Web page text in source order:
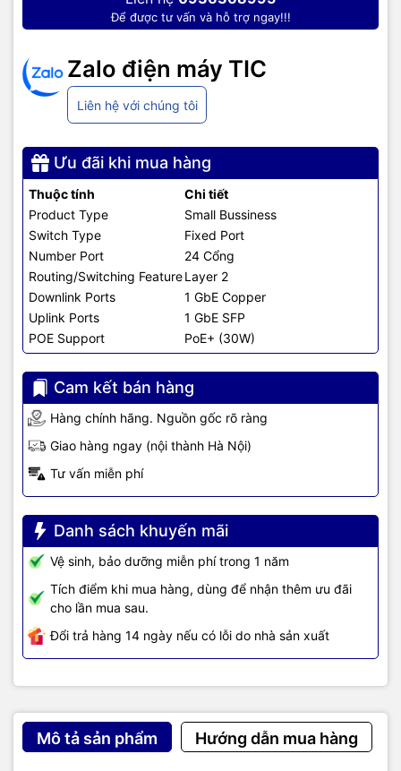
Để được tư vấn và hỗ trợ ngay!!!
Zalo điện máy TIC
Liên hệ với chúng tôi
Ưu đãi khi mua hàng
Thuộc tính
Chi tiết
Product Type
Small Bussiness
Switch Type
Fixed Port
Number Port
24 Cổng
Routing/Switching FeatureLayer 2
Downlink Ports
1 GbE Copper
Uplink Ports
1 GbE SFP
POE Support
PoE+ (30W)
Cam kết bán hàng
Hàng chính hãng. Nguồn gốc rõ ràng
Giao hàng ngay (nội thành Hà Nội)
Tư vấn miễn phí
Danh sách khuyến mãi
Vệ sinh, bảo dưỡng miễn phí trong 1 năm
Tích điểm khi mua hàng, dùng để nhận thêm ưu đãi
cho lần mua sau.
Đổi trả hàng 14 ngày nếu có lỗi do nhà sản xuất
Mô tả sản phẩm Hướng dẫn mua hàng
Hỗ trợ các tính năng
bảo mật
SSL, SSH, IEEE 802.1X, STP loops,
RADIUS, DoS prevention, . .
Flash 256 MB
CPU Memory 512 MB
Kích thước 445 x 299 x 44 mm
Cân nặng 3.53 kg
Nguồn điện 100 – 240V 50 – 60Hz
Nhiệt độ hoạt động -5 ° đến 50 ° C
Độ ẩm hoạt động 10% – 90%
tại Việt Nam. Chúng tôi chuyên cung cấp đa dạng sản phẩm:
,Máy tính PC ,Máy chủ - Server
giám sát,Tổng đài, Màn hình tương tác ,Linh kiện máy tính
hãng, giá tốt, dịch vụ chuyên nghiệp, đáp ứng tối đa nhu cầu của